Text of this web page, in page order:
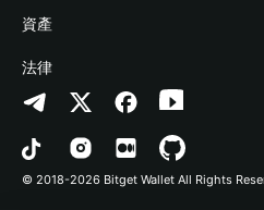
幫助中心
‌聯繫我們
品牌資源
工作機會
Crypto Swap API
Altcoin Season Index
Prediction Markets
DApp
Bitget Wallet Pay
合作上架
安全防護技術
快捷買幣
授權檢測
合約檢測
批次轉帳
資產
Arbitrum
Avalanche
Bitcoin
法律
隱私協議
用戶使用協議
© 2018-2026 Bitget Wallet All Rights